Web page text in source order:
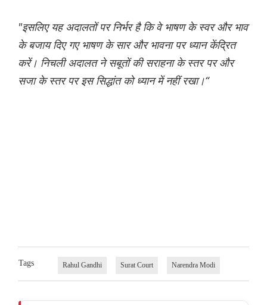
"इसलिए यह अदालतों पर निर्भर है कि वे भाषण के स्वर और भाव
के बजाय दिए गए भाषण के सार और भावना पर ध्यान केंद्रित
करें। निचली अदालत ने सबूतों की सराहना के स्तर पर और
सजा के स्तर पर इस सिद्धांत को ध्यान में नहीं रखा।“
Tags Rahul Gandhi Surat Court Narendra Modi